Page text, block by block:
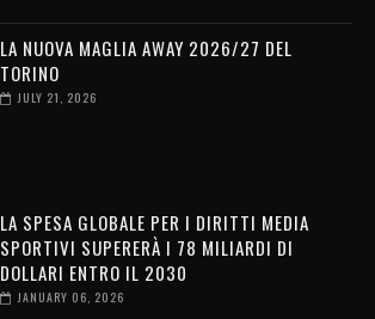
LA NUOVA MAGLIA AWAY 2026/27 DEL
TORINO
JULY 21, 2026
LA SPESA GLOBALE PER I DIRITTI MEDIA
SPORTIVI SUPERERÀ I 78 MILIARDI DI
DOLLARI ENTRO IL 2030
JANUARY 06, 2026